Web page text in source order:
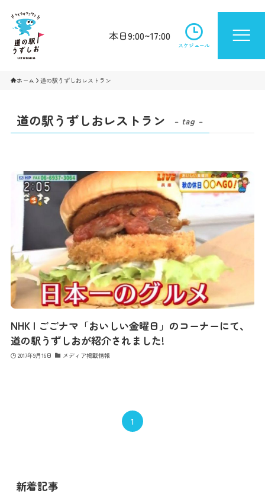
本日9:00~17:00
スケジュール
ホーム 道の駅うずしおレストラン
道の駅うずしおレストラン – tag –
NHK | ごごナマ「おいしい金曜日」のコーナーにて、
道の駅うずしおが紹介されました!
2017年9月16日 メディア掲載情報
1
新着記事